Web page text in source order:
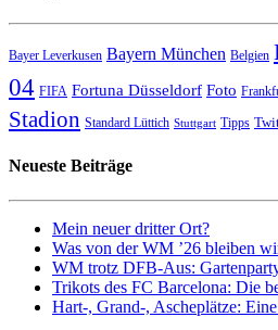
Bayer Leverkusen Bayern München Belgien
04 FIFA Fortuna Düsseldorf Foto
Stadion Standard Lüttich Stuttgart Tipps
Neueste Beiträge
Mein neuer dritter Ort?
Was von der WM ’26 bleiben
WM trotz DFB-Aus:
Trikots des FC Barcelona: Die
Hart-, Grand-, Ascheplätze: